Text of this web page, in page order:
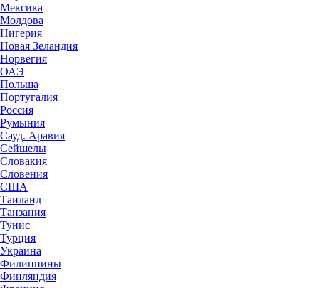
Мексика
Молдова
Нигерия
Новая Зеландия
Норвегия
ОАЭ
Польша
Португалия
Россия
Румыния
Сауд. Аравия
Сейшелы
Словакия
Словения
США
Таиланд
Танзания
Тунис
Турция
Украина
Филиппины
Финляндия